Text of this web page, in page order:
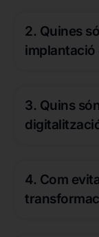
2. Quines
implantació
3. Quins
4. Com